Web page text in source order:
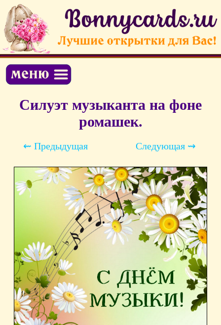
Силуэт музыканта на фоне
ромашек.
⇜ Предыдущая Следующая ⇝